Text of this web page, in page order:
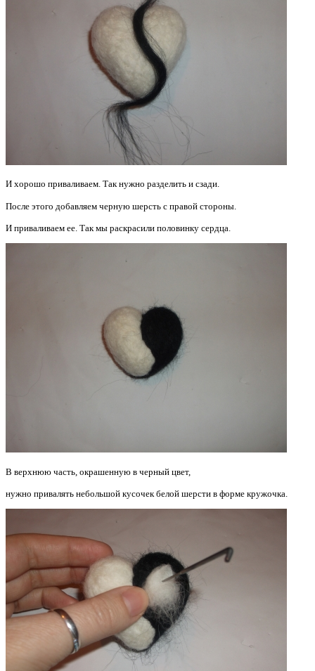
И хорошо приваливаем. Так нужно разделить и сзади.
После этого добавляем черную шерсть с правой стороны.
И приваливаем ее. Так мы раскрасили половинку сердца.
В верхнюю часть, окрашенную в черный цвет,
нужно привалять небольшой кусочек белой шерсти в форме кружочка.